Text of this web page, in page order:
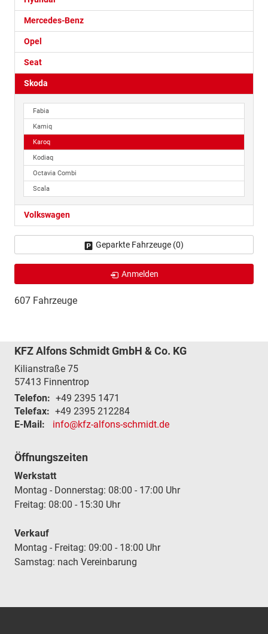
Mercedes-Benz
Opel
Seat
Skoda
Fabia
Kamiq
Karoq
Kodiaq
Octavia Combi
Scala
Volkswagen
Geparkte Fahrzeuge (0)
Anmelden
607 Fahrzeuge
KFZ Alfons Schmidt GmbH & Co. KG
Kilianstraße 75
57413 Finnentrop
Telefon: +49 2395 1471
Telefax: +49 2395 212284
E-Mail:
info@kfz-alfons-schmidt.de
Öffnungszeiten
Werkstatt
Montag - Donnerstag: 08:00 - 17:00 Uhr
Freitag: 08:00 - 15:30 Uhr
Verkauf
Montag - Freitag: 09:00 - 18:00 Uhr
Samstag: nach Vereinbarung